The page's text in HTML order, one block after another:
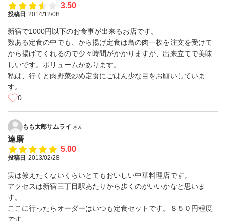
3.50
投稿日 2014/12/08
新宿で1000円以下のお食事が出来るお店です。
数ある定食の中でも、から揚げ定食は鳥の肉一枚を注文を受けて
から揚げてくれるので少々時間がかかりますが、出来立てで美味
しいです。ボリュームがあります。
私は、行くと肉野菜炒め定食にごはん少な目をお願いしていま
す。
0
もも太郎サムライ さん
達磨
5.00
投稿日 2013/02/28
実は教えたくないくらいとてもおいしい中華料理店です。
アクセスは新宿三丁目駅あたりから歩くのがいいかなと思いま
す。
ここに行ったらオーダーはいつも定食セットです。８５０円程度